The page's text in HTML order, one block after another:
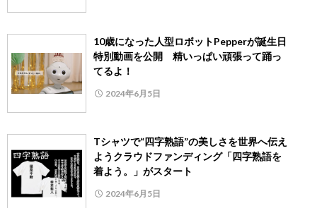
10歳になった人型ロボットPepperが誕生日
特別動画を公開 精いっぱい頑張って踊っ
てるよ！
2024年6月5日
Tシャツで“四字熟語”の美しさを世界へ伝え
ようクラウドファンディング「四字熟語を
着よう。」がスタート
2024年6月5日